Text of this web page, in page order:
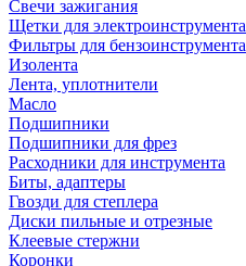
Свечи зажигания
Щетки для электроинструмента
Фильтры для бензоинструмента
Изолента
Лента, уплотнители
Масло
Подшипники
Подшипники для фрез
Расходники для инструмента
Биты, адаптеры
Гвозди для степлера
Диски пильные и отрезные
Клеевые стержни
Коронки